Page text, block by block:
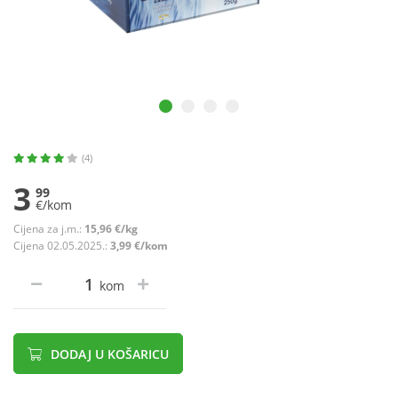
(4)
3 99
€/kom
Cijena za j.m.: 15,96 €/kg
Cijena 02.05.2025.: 3,99 €/kom
kom
DODAJ U KOŠARICU